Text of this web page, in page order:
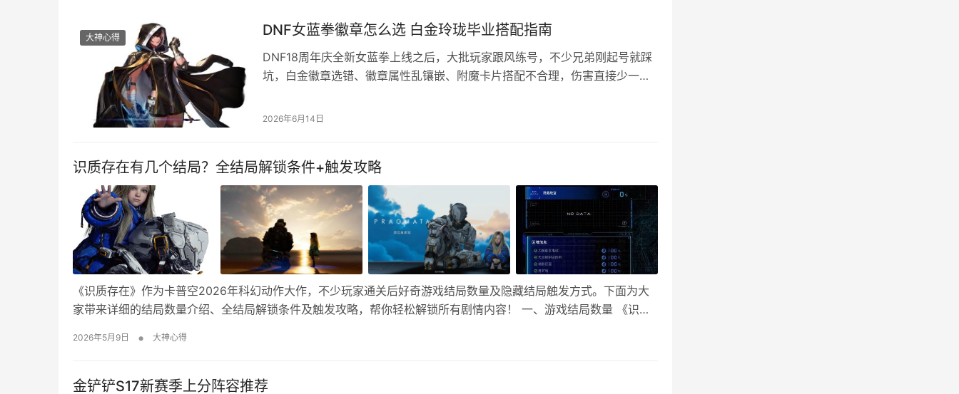
大神心得 DNF女蓝拳徽章怎么选 白金玲珑毕业搭配指南
DNF18周年庆全新女蓝拳上线之后，大批玩家跟风练号，不少兄弟刚起号就踩
坑，白金徽章选错、徽章属性乱镶嵌、附魔卡片搭配不合理，伤害直接少一大
据，给大家整理一套无弯路的女蓝拳徽章+附魔完整打造方案，平民、毕业两
2026年6月14日
识质存在有几个结局？全结局解锁条件+触发攻略
《识质存在》作为卡普空2026年科幻动作大作，不少玩家通关后好奇游戏结局数量及隐藏结局触发方式。下面为大
家带来详细的结局数量介绍、全结局解锁条件及触发攻略，帮你轻松解锁所有剧情内容！ 一、游戏结局数量 《识质
主线）。 二、常规主线结局 结局剧情 常规结…
2026年5月9日 • 大神心得
金铲铲S17新赛季上分阵容推荐